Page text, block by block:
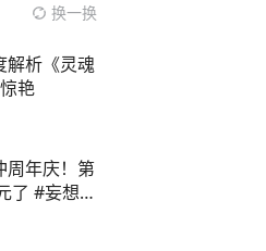
换一换
解析《灵魂
艳
周年庆！第
了 #妄想山